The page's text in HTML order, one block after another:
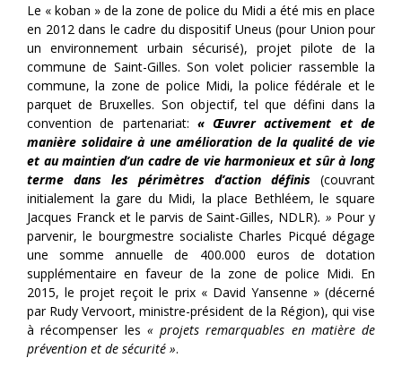
Le « koban » de la zone de police du Midi a été mis en place
en 2012 dans le cadre du dispositif Uneus (pour Union pour
un environnement urbain sécurisé), projet pilote de la
commune de Saint-Gilles. Son volet policier rassemble la
commune, la zone de police Midi, la police fédérale et le
parquet de Bruxelles. Son objectif, tel que défini dans la
convention de partenariat: « Œuvrer activement et de
manière solidaire à une amélioration de la qualité de vie
et au maintien d’un cadre de vie harmonieux et sûr à long
terme dans les périmètres d’action définis (couvrant
initialement la gare du Midi, la place Bethléem, le square
Jacques Franck et le parvis de Saint-Gilles, NDLR). » Pour y
parvenir, le bourgmestre socialiste Charles Picqué dégage
une somme annuelle de 400.000 euros de dotation
supplémentaire en faveur de la zone de police Midi. En
2015, le projet reçoit le prix « David Yansenne » (décerné
par Rudy Vervoort, ministre-président de la Région), qui vise
à récompenser les « projets remarquables en matière de
prévention et de sécurité ».